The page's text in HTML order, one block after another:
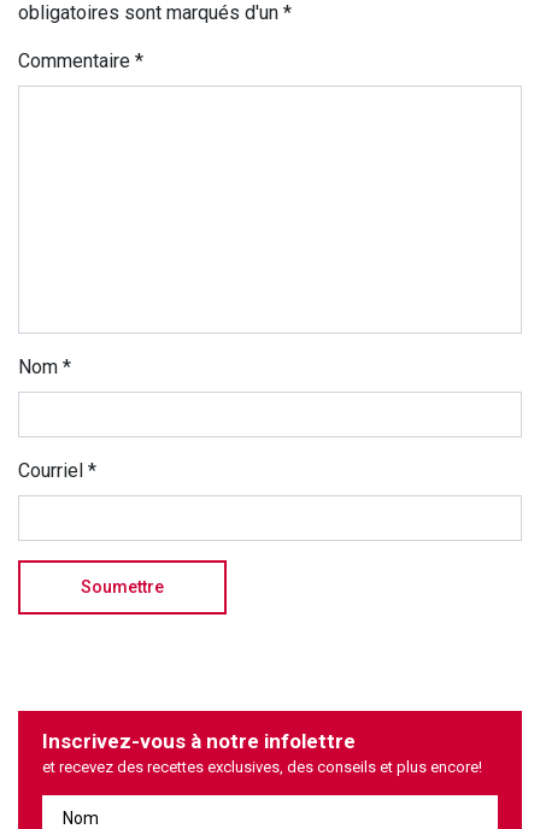
obligatoires sont marqués d'un *
Commentaire *
Nom *
Courriel *
Inscrivez-vous à notre infolettre
et recevez des recettes exclusives, des conseils et plus encore!